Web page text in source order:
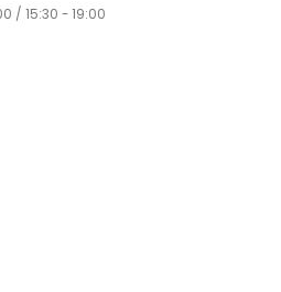
/ 15:30 - 19:00